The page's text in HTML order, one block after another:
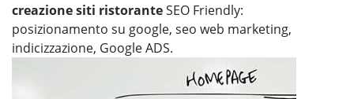
creazione siti ristoranteSEO Friendly:
posizionamento su google, seo web marketing,
indicizzazione, Google ADS.